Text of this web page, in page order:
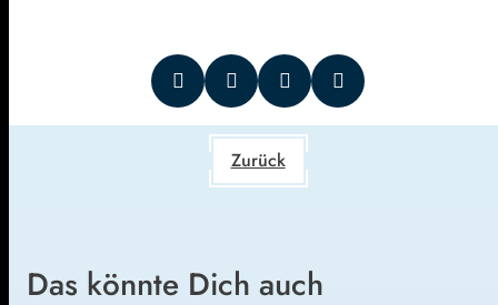
Zurück
Das könnte Dich auch